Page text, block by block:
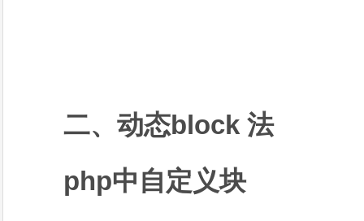
二、动态block 法
php中自定义块